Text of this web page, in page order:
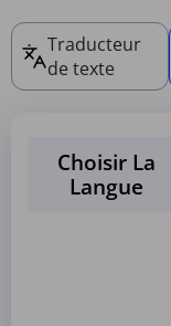
Traducteur
de texte
Choisir La
Langue